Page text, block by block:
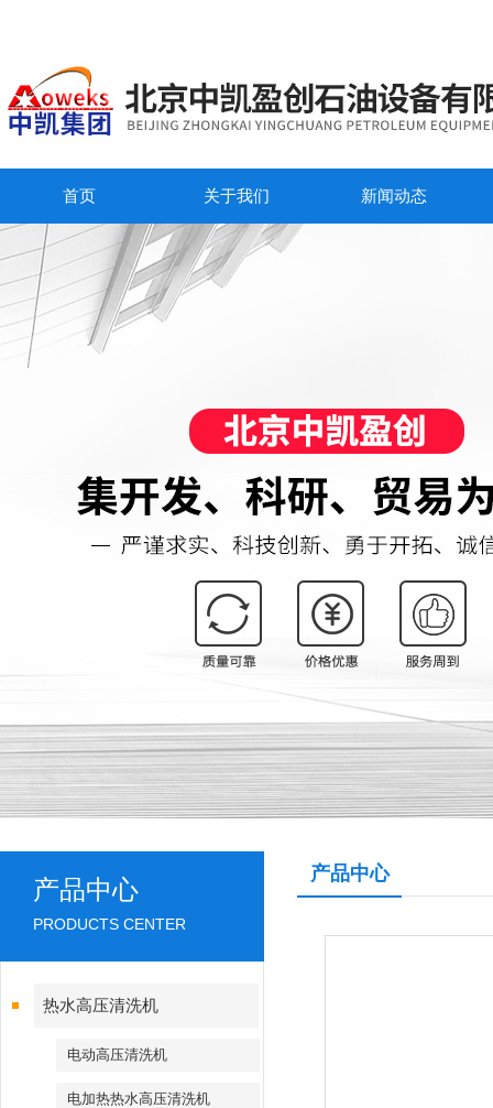
首页 关于我们 新闻动态
产品中心
PRODUCTS CENTER
热水高压清洗机
电动高压清洗机
电加热热水高压清洗机
产品中心